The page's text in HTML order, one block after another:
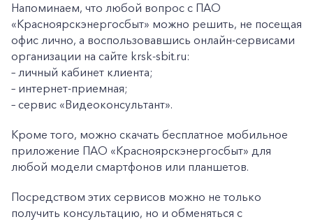
Напоминаем, что любой вопрос с ПАО
«Красноярскэнергосбыт» можно решить, не посещая
офис лично, а воспользовавшись онлайн-сервисами
организации на сайте krsk-sbit.ru:
– личный кабинет клиента;
– интернет-приемная;
– сервис «Видеоконсультант».
Кроме того, можно скачать бесплатное мобильное
приложение ПАО «Красноярскэнергосбыт» для
любой модели смартфонов или планшетов.
Посредством этих сервисов можно не только
получить консультацию, но и обменяться с